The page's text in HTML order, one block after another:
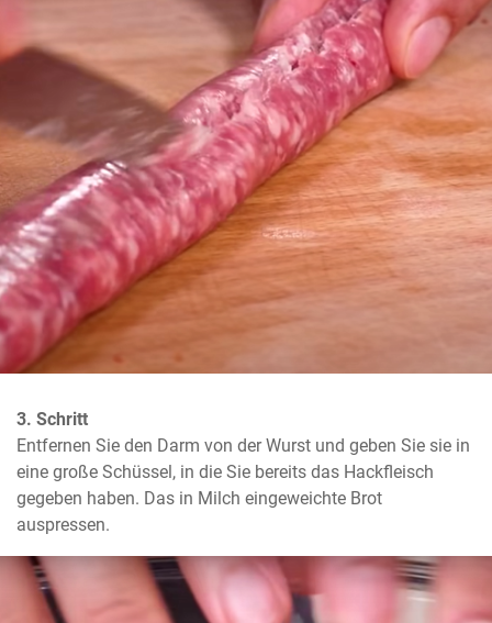
3. Schritt
Entfernen Sie den Darm von der Wurst und geben Sie sie in
eine große Schüssel, in die Sie bereits das Hackfleisch
gegeben haben. Das in Milch eingeweichte Brot
auspressen.